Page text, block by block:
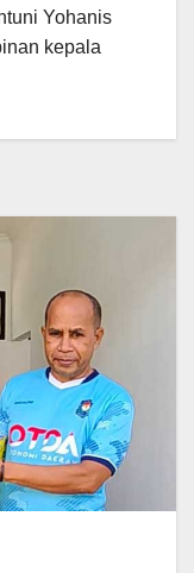
Yohanis
kepala